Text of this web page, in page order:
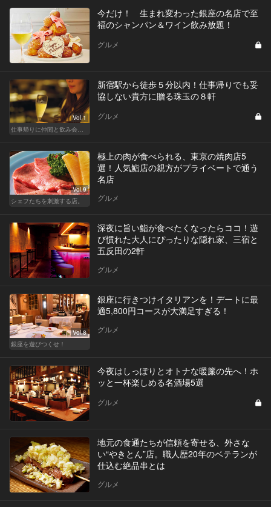
今だけ！ 生まれ変わった銀座の名店で至
福のシャンパン＆ワイン飲み放題！
グルメ
Vol.1
仕事帰りに仲間と飲み会！丸の内・品川・新宿の人気店
新宿駅から徒歩５分以内！仕事帰りでも妥
協しない貴方に贈る珠玉の８軒
グルメ
Vol.9
シェフたちを刺激する店。
極上の肉が食べられる、東京の焼肉店5
選！人気鮨店の親方がプライベートで通う
名店
グルメ
深夜に旨い鮨が食べたくなったらココ！遊
び慣れた大人にぴったりな隠れ家、三宿と
五反田の2軒
グルメ
Vol.8
銀座を遊びつくせ！
銀座に行きつけイタリアンを！デートに最
適5,800円コースが大満足すぎる！
グルメ
今夜はしっぽりとオトナな暖簾の先へ！ホ
ッと一杯楽しめる名酒場5選
グルメ
地元の食通たちが信頼を寄せる、外さな
い“やきとん”店。職人歴20年のベテランが
仕込む絶品串とは
グルメ